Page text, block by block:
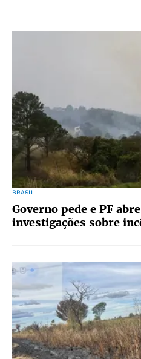
BRASIL
Governo pede e PF
investigações sobre